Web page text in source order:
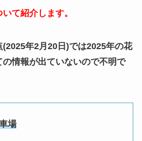
て紹介します。
年2月20日)では2025年の花
の情報が出ていないので不明で
場